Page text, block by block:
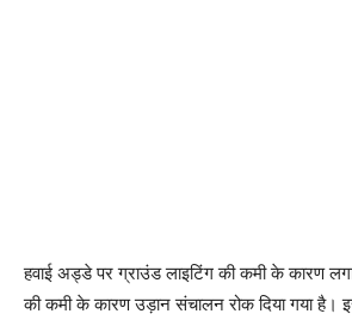
हवाई अड्डे पर ग्राउंड लाइटिंग की कमी के कारण
की कमी के कारण उड़ान संचालन रोक दिया गया है।